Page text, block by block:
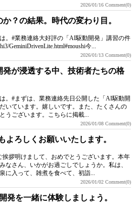
2026/01/16 Comment(0)
？の結果。時代の変わり目。
。#業務連絡大好評の「AI駆動開発」講習の件
GeminiDrivenLite.html#moushi今...
2026/01/13 Comment(0)
が浸透する中、技術者たちの格
。#まずは、業務連絡先日公開した「AI駆動開
いています。嬉しいです。また、たくさんの
うございます。こちらに掲載...
2026/01/08 Comment(0)
よろしくお願いいたします。
拶明けまして、おめでとうございます。本年
なさん、いかがお過ごしでしょうか。私は、
に入って、雑煮を食べて、初詣...
2026/01/02 Comment(0)
発を一緒に体験しましょう。